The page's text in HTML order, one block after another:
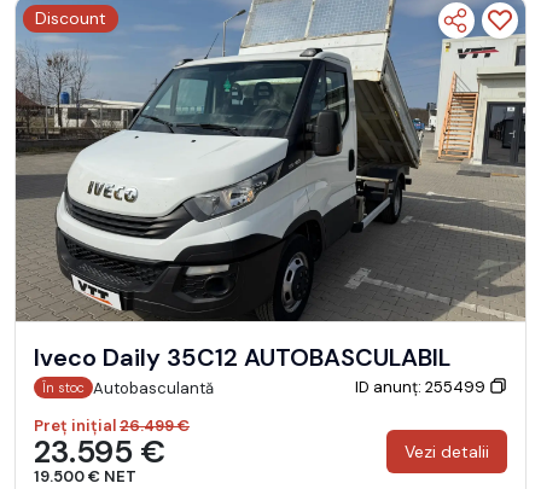
Discount
Iveco Daily 35C12 AUTOBASCULABIL
În stoc Autobasculantă
ID anunț: 255499
Preț inițial26.499 €
23.595 €
19.500 € NET
Vezi detalii